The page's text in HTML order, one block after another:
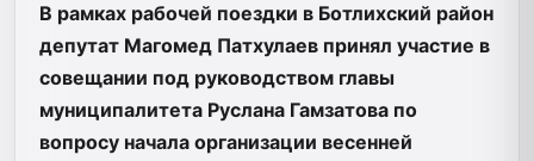
В рамках рабочей поездки в Ботлихский район
депутат Магомед Патхулаев принял участие в
совещании под руководством главы
муниципалитета Руслана Гамзатова по
вопросу начала организации весенней